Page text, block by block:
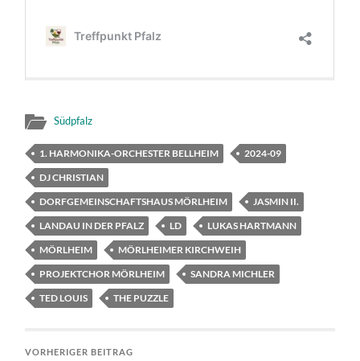
Südpfalz
1. HARMONIKA-ORCHESTER BELLHEIM
2024-09
DJ CHRISTIAN
DORFGEMEINSCHAFTSHAUS MÖRLHEIM
JASMIN II.
LANDAU IN DER PFALZ
LD
LUKAS HARTMANN
MÖRLHEIM
MÖRLHEIMER KIRCHWEIH
PROJEKTCHOR MÖRLHEIM
SANDRA MICHLER
TED LOUIS
THE PUZZLE
VORHERIGER BEITRAG